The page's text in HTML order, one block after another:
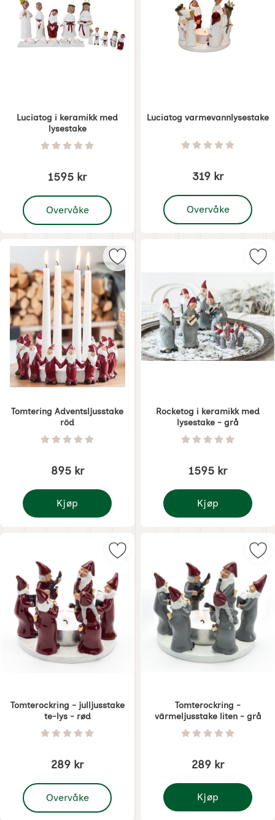
Luciatog i keramikk med
lysestake
Varenummer 1752Vurdering: 0 Stjerne av 5
1595 kr
Overvåke
, Luciatog i keramikk med lysestake
Luciatog varmevannlysestake
Varenummer 1753Vurdering: 0
319 kr
Overvåke
, Luciatog
Tomtering Adventsljusstake
röd
Varenummer 1867Vurdering: 0 Stjerne av 5
895 kr
Kjøp
Tomtering Adventsljusstake röd
Merk tomtering Adventsljusstake
Rocketog i keramikk med
lysestake - grå
Varenummer 1868Vurdering: 0
1595 kr
Kjøp
Rocketog i keramikk
Tomterockring - julljusstake
te-lys - rød
Varenummer 1871Vurdering: 0 Stjerne av 5
289 kr
Overvåke
, Tomterockring - julljusstake te-lys - rød
Merk tomterockring - julljusstake
Tomterockring -
värmeljusstake liten - grå
Varenummer 5689Vurdering: 0
289 kr
Kjøp
Tomterockring -